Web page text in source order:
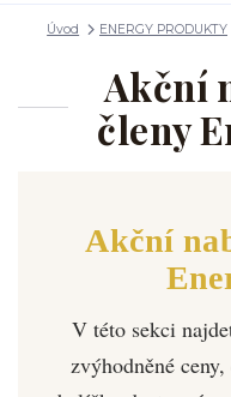
Úvod ENERGY PRODUKTY
Akční
členy
Akční
V této sekci
zvýhodněné